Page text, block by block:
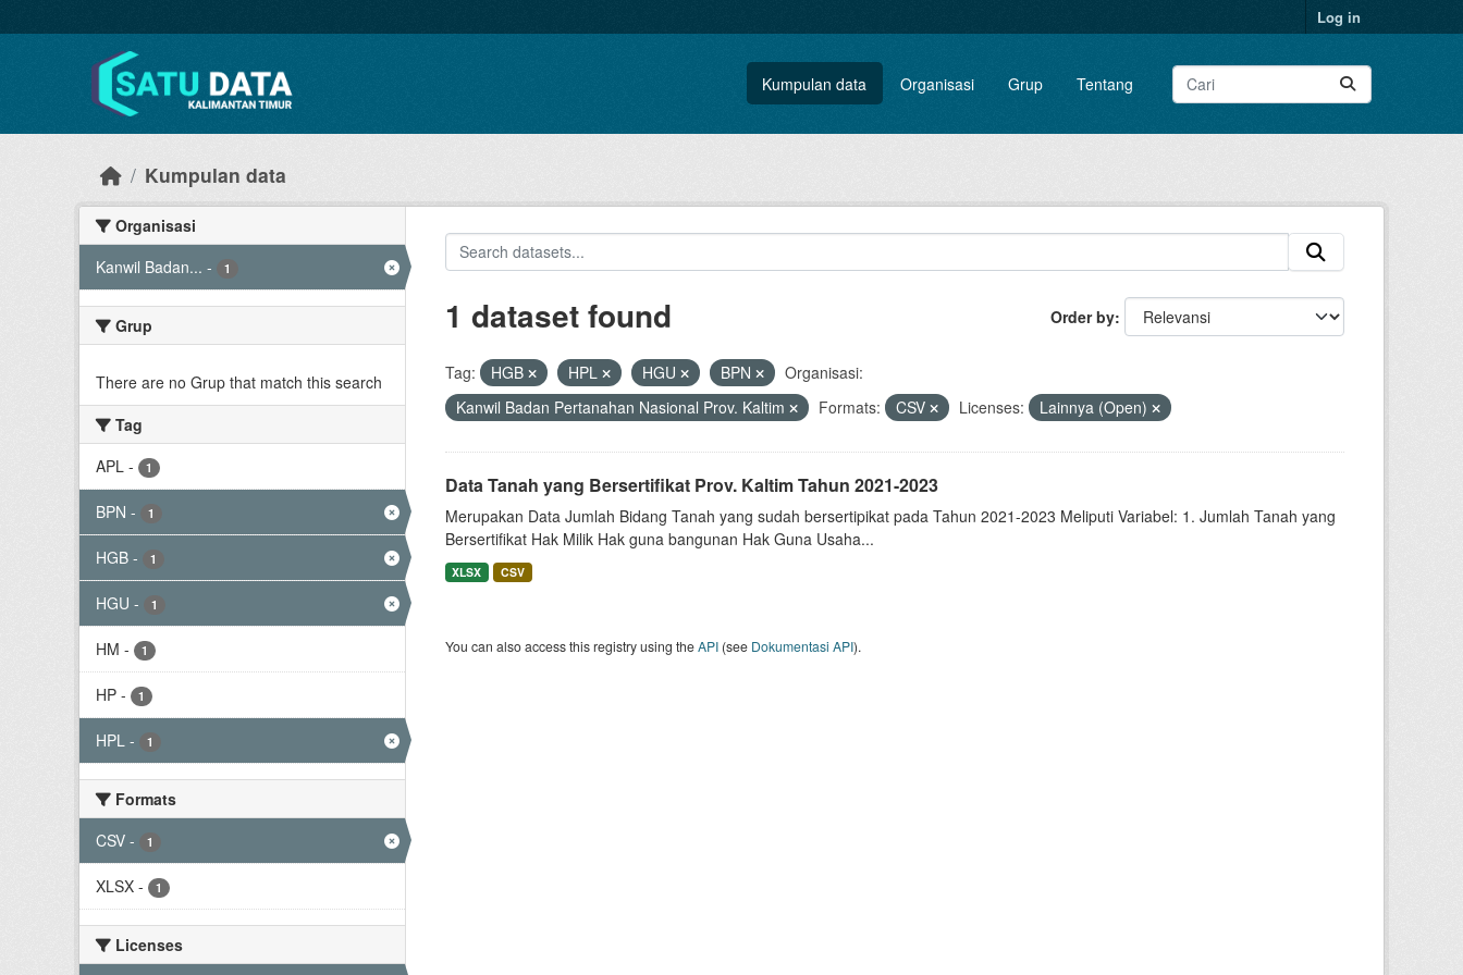
Log in
Kumpulan data Organisasi Grup Tentang
Kumpulan data
Organisasi
Kanwil Badan... - 1
Grup
There are no Grup that match this search
Tag
APL - 1
BPN - 1
HGB - 1
HGU - 1
HM - 1
HP - 1
HPL - 1
Formats
CSV - 1
XLSX - 1
Licenses
Order by
1 dataset found
Tag: HGB HPL HGU BPN
Organisasi:
Kanwil Badan Pertanahan Nasional Prov. Kaltim
Formats: CSV Licenses: Lainnya (Open)
Data Tanah yang Bersertifikat Prov. Kaltim Tahun 2021-2023
Merupakan Data Jumlah Bidang Tanah yang sudah bersertipikat pada Tahun 2021-2023 Meliputi Variabel: 1. Jumlah Tanah yang
Bersertifikat Hak Milik Hak guna bangunan Hak Guna Usaha...
XLSX CSV
You can also access this registry using theAPI(see Dokumentasi API).